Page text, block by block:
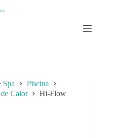
Spa
Piscina
Calor Hi-Flow